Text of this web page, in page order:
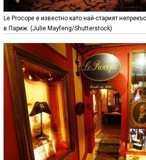
Le Procope е известно като най-старият
в Париж. (Julie Mayfeng/Shutterstock)